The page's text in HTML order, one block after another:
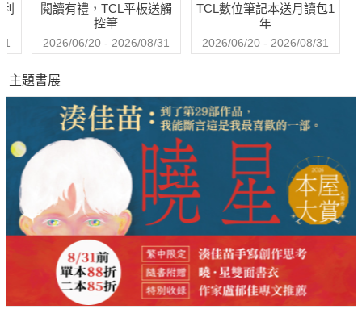
閱讀有禮，TCL平板送觸
控筆
2026/06/20 - 2026/08/31
TCL數位筆記本送月讀包1
年
2026/06/20 - 2026/08/31
主題書展